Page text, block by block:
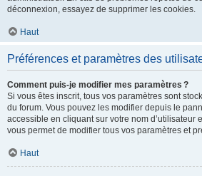
déconnexion, essayez de supprimer les cookies.
Haut
Préférences et paramètres des
Comment puis-je modifier mes paramètres ?
Si vous êtes inscrit, tous vos paramètres sont
du forum. Vous pouvez les modifier depuis le
accessible en cliquant sur votre nom d’utilisateur
vous permet de modifier tous vos paramètres et
Haut